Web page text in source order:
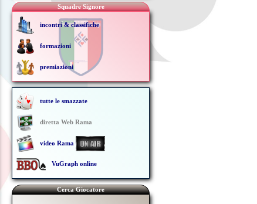
Squadre Signore
incontri & classifiche
formazioni
premiazioni
tutte le smazzate
diretta Web Rama
video Rama
VuGraph online
Cerca Giocatore